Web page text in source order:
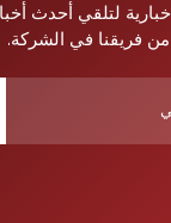
لتلقي أحدث
فريقنا في الشركة.